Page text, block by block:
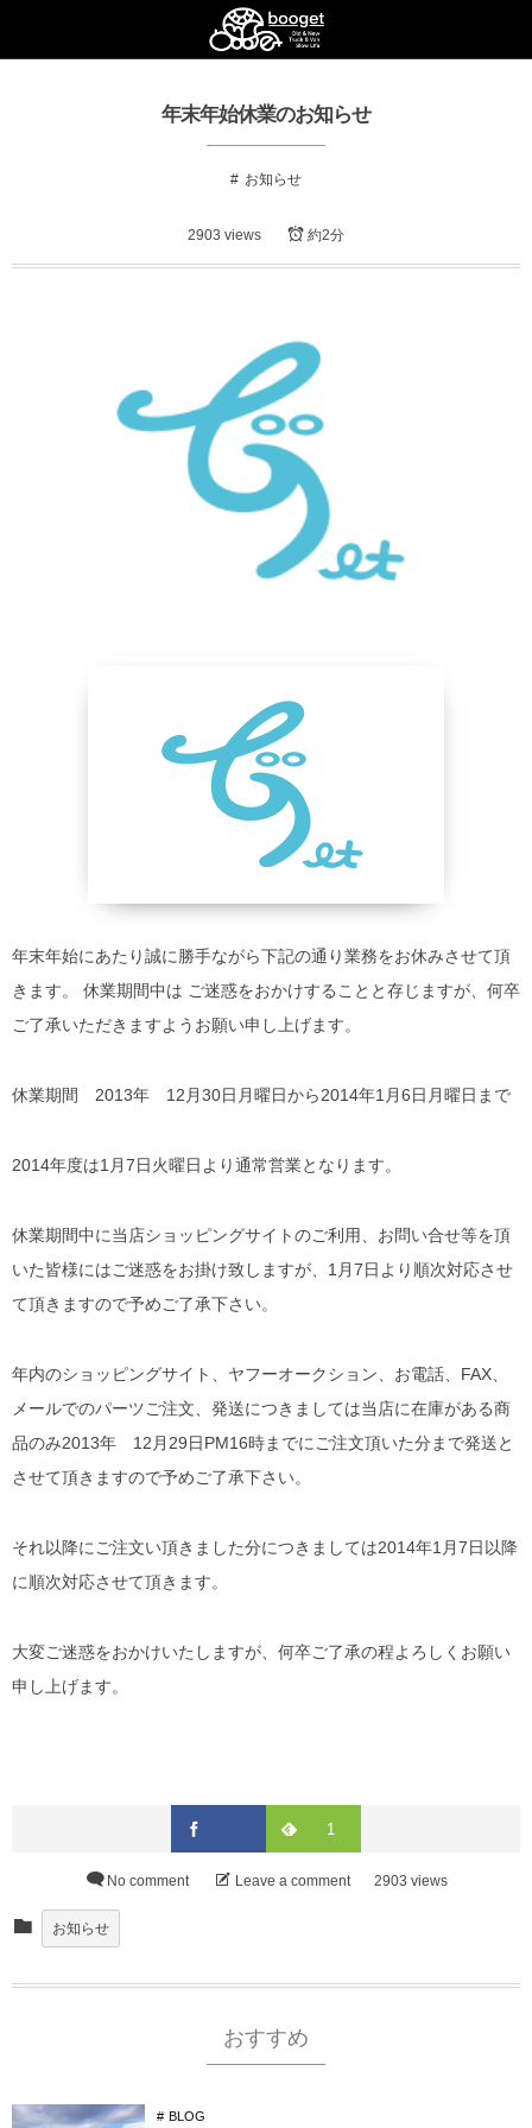
年末年始休業のお知らせ
お知らせ
2903 views 約2分
年末年始にあたり誠に勝手ながら下記の通り業務をお休みさせて頂
きます。 休業期間中は ご迷惑をおかけすることと存じますが、何卒
ご了承いただきますようお願い申し上げます。
休業期間 2013年 12月30日月曜日から2014年1月6日月曜日まで
2014年度は1月7日火曜日より通常営業となります。
休業期間中に当店ショッピングサイトのご利用、お問い合せ等を頂
いた皆様にはご迷惑をお掛け致しますが、1月7日より順次対応させ
て頂きますので予めご了承下さい。
年内のショッピングサイト、ヤフーオークション、お電話、FAX、
メールでのパーツご注文、発送につきましては当店に在庫がある商
品のみ2013年 12月29日PM16時までにご注文頂いた分まで発送と
させて頂きますので予めご了承下さい。
それ以降にご注文い頂きました分につきましては2014年1月7日以降
に順次対応させて頂きます。
大変ご迷惑をおかけいたしますが、何卒ご了承の程よろしくお願い
申し上げます。
1
No comment Leave a comment 2903 views
お知らせ
おすすめ
BLOG